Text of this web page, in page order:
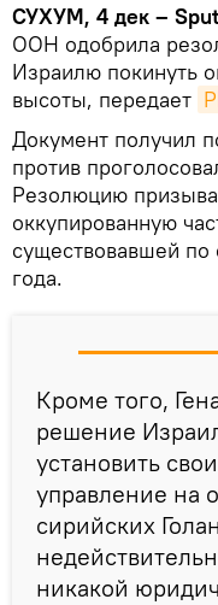
СУХУМ, 4 дек –
ООН одобрила
Израилю покинуть
высоты, передает
Документ получил
против
Резолюцию
оккупированную
существовавшей
года.
Кроме того,
решение
установить
управление на
сирийских
никакой